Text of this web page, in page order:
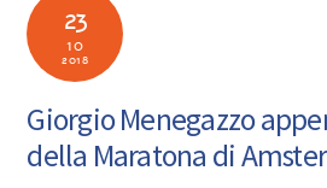
23
10
2018
Giorgio Menegazzo
della Maratona di